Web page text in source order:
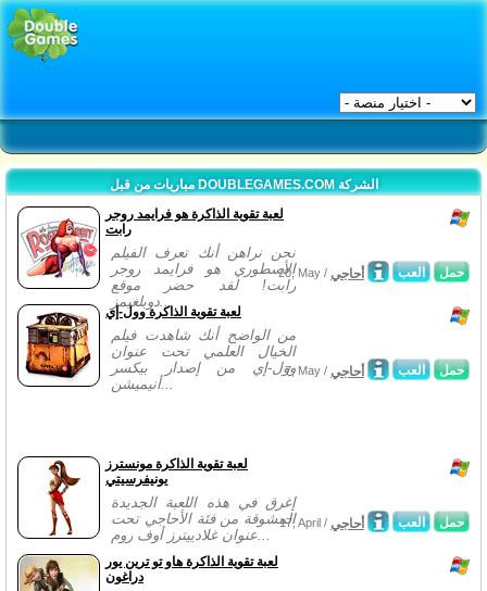
مباريات من قبل DOUBLEGAMES.COM الشركة
لعبة تقوية الذاكرة هو فرايمد روجر
رابت
نحن نراهن أنك تعرف الفيلم
الأسطوري هو فرايمد روجر
رابت! لقد حضر موقع
دوبلغيمز...
حمل العب 20, May / أحاجي
لعبة تقوية الذاكرة وول-إي
من الواضح أنك شاهدت فيلم
الخيال العلمي تحت عنوان
وول-إي من إصدار بيكسر
أنيميشن...
حمل العب 7, May / أحاجي
لعبة تقوية الذاكرة مونسترز
يونيفرسيتي
إغرق في هذه اللعبة الجديدة
المشوقة من فئة الأحاجي تحت
عنوان غلادييترز أوف روم...
حمل العب 17, April / أحاجي
لعبة تقوية الذاكرة هاو تو ترين يور
دراغون